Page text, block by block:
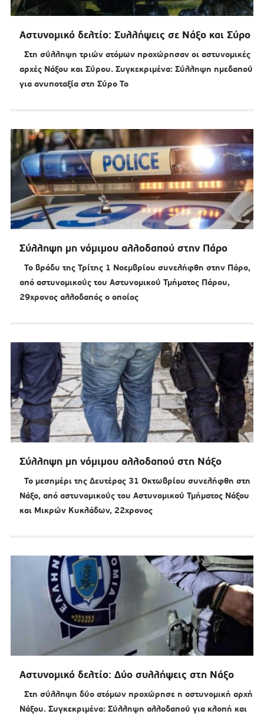
Αστυνομικό δελτίο: Συλλήψεις σε Νάξο και Σύρο
Στη σύλληψη τριών ατόμων προχώρησαν οι αστυνομικές
αρχές Νάξου και Σύρου. Συγκεκριμένα: Σύλληψη ημεδαπού
για ανυποταξία στη Σύρο Το
Σύλληψη μη νόμιμου αλλοδαπού στην Πάρο
Το βράδυ της Τρίτης 1 Νοεμβρίου συνελήφθη στην Πάρο,
από αστυνομικούς του Αστυνομικού Τμήματος Πάρου,
29χρονος αλλοδαπός ο οποίος
Σύλληψη μη νόμιμου αλλοδαπού στη Νάξο
Το μεσημέρι της Δευτέρας 31 Οκτωβρίου συνελήφθη στη
Νάξο, από αστυνομικούς του Αστυνομικού Τμήματος Νάξου
και Μικρών Κυκλάδων, 22χρονος
Αστυνομικό δελτίο: Δύο συλλήψεις στη Νάξο
Στη σύλληψη δύο ατόμων προχώρησε η αστυνομική αρχή
Νάξου. Συγκεκριμένα: Σύλληψη αλλοδαπού για κλοπή και